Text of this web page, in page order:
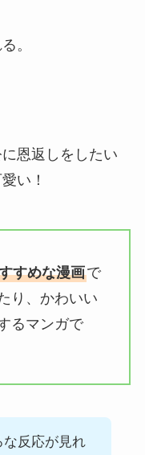
。
恩返しをしたい
い！
すめな漫画で
り、かわいい
るマンガで
反応が見れ